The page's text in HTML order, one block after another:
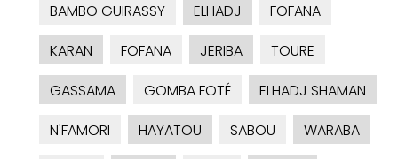
BAMBO GUIRASSY
ELHADJ
FOFANA
KARAN
FOFANA JERIBA
TOURE
GASSAMA
GOMBA FOTÉ
ELHADJ SHAMAN
N'FAMORI
HAYATOU SABOU
WARABA